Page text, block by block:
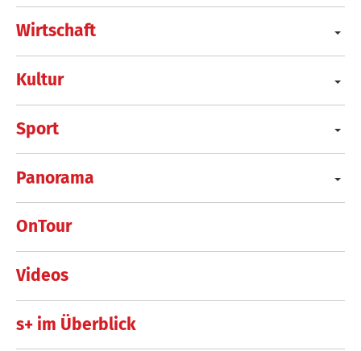
Wirtschaft
Kultur
Sport
Panorama
OnTour
Videos
s+ im Überblick